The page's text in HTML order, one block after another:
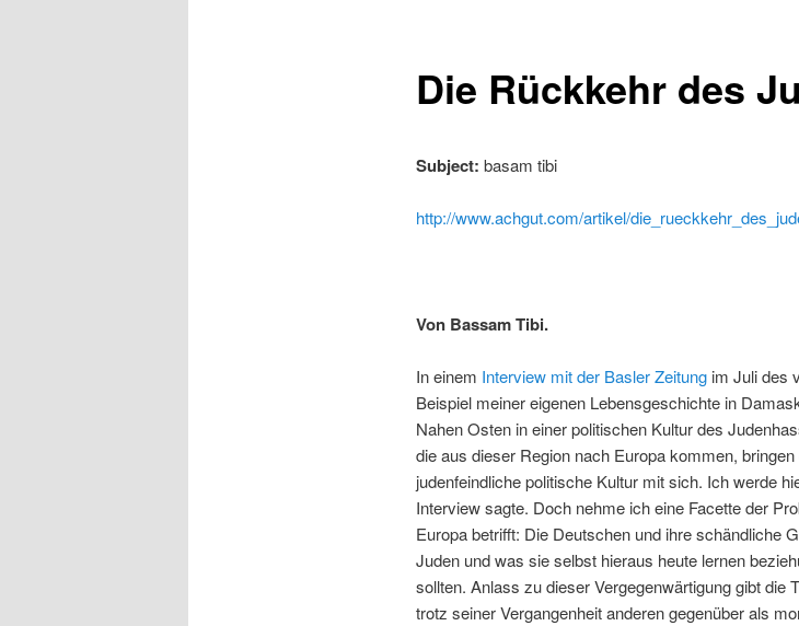
Die Rückkehr des
Subject: basam tibi
http://www.achgut.com/artikel/
Von Bassam Tibi.
In einem Interview mit der Basler Zeitungim Juli des
Beispiel meiner eigenen Lebensgeschichte in
Nahen Osten in einer politischen Kultur des
die aus dieser Region nach Europa kommen,
judenfeindliche politische Kultur mit sich. Ich werde
Interview sagte. Doch nehme ich eine Facette der
Europa betrifft: Die Deutschen und ihre schändliche
Juden und was sie selbst hieraus heute lernen
sollten. Anlass zu dieser Vergegenwärtigung gibt die
trotz seiner Vergangenheit anderen gegenüber als